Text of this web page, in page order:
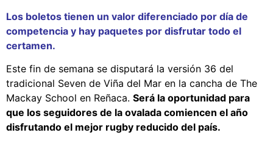
Los boletos tienen un valor diferenciado por día de
competencia y hay paquetes por disfrutar todo el
certamen.
Este fin de semana se disputará la versión 36 del
tradicional Seven de Viña del Mar en la cancha de The
Mackay School en Reñaca. Será la oportunidad para
que los seguidores de la ovalada comiencen el año
disfrutando el mejor rugby reducido del país.